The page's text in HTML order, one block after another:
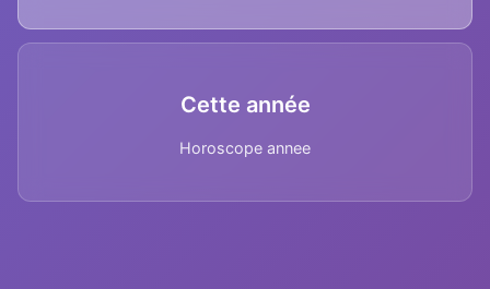
Cette année
Horoscope annee